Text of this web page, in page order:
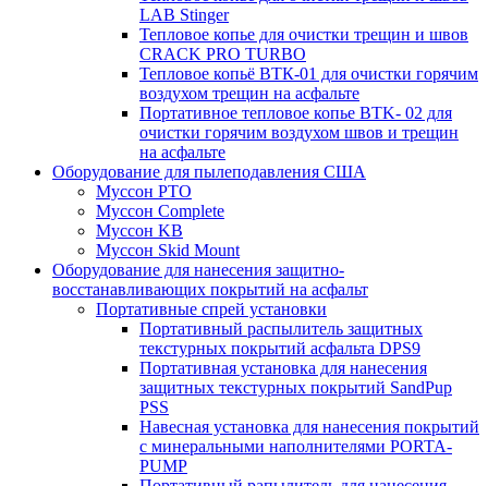
LAB Stinger
Тепловое копье для очистки трещин и швов
CRACK PRO TURBO
Тепловое копьё ВТК-01 для очистки горячим
воздухом трещин на асфальте
Портативное тепловое копье BTK- 02 для
очистки горячим воздухом швов и трещин
на асфальте
Оборудование для пылеподавления США
Муссон PTO
Муссон Complete
Муссон KB
Муссон Skid Mount
Оборудование для нанесения защитно-
восстанавливающих покрытий на асфальт
Портативные спрей установки
Портативный распылитель защитных
текстурных покрытий асфальта DPS9
Портативная установка для нанесения
защитных текстурных покрытий SandPup
PSS
Навесная установка для нанесения покрытий
с минеральными наполнителями PORTA-
PUMP